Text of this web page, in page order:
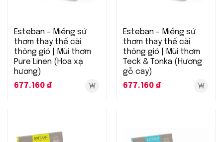
Esteban – Miếng sứ
thơm thay thế cài
thông gió | Mùi thơm
Pure Linen (Hoa xạ
hương)
677.160 ₫
Esteban – Miếng sứ
thơm thay thế cài
thông gió | Mùi thơm
Teck & Tonka (Hương
gỗ cay)
677.160 ₫